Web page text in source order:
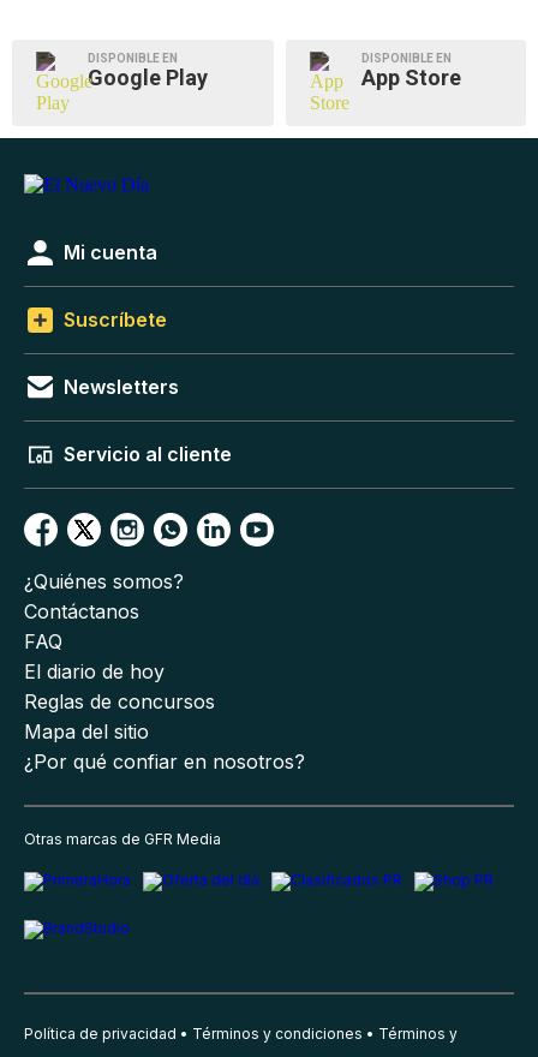
DISPONIBLE EN
Google Play
DISPONIBLE EN
App Store
Mi cuenta
Suscríbete
Newsletters
Servicio al cliente
¿Quiénes somos?
Contáctanos
FAQ
El diario de hoy
Reglas de concursos
Mapa del sitio
¿Por qué confiar en nosotros?
Otras marcas de GFR Media
Política de privacidad Términos y condiciones
Términos y